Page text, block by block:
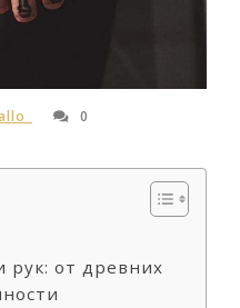
0
рук: от древних